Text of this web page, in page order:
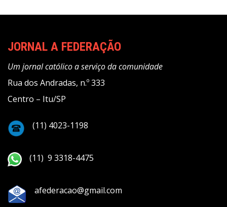
JORNAL A FEDERAÇÃO
Um jornal católico a serviço da comunidade
Rua dos Andradas, n.º 333
Centro – Itu/SP
(11) 4023-1198
(11) 9 3318-4475
afederacao@gmail.com